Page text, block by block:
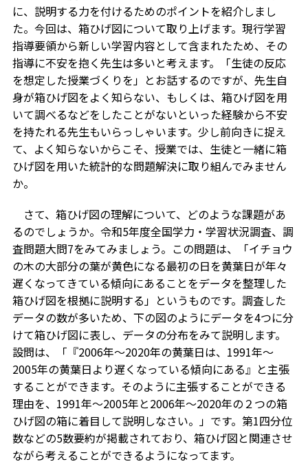
に、説明する力を付けるためのポイントを紹介しまし
た。今回は、箱ひげ図について取り上げます。現行学習
指導要領から新しい学習内容として含まれたため、その
指導に不安を抱く先生は多いと考えます。「生徒の反応
を想定した授業づくりを」とお話するのですが、先生自
身が箱ひげ図をよく知らない、もしくは、箱ひげ図を用
いて調べるなどをしたことがないといった経験から不安
を持たれる先生もいらっしゃいます。少し前向きに捉え
て、よく知らないからこそ、授業では、生徒と一緒に箱
ひげ図を用いた統計的な問題解決に取り組んでみません
か。
さて、箱ひげ図の理解について、どのような課題があ
るのでしょうか。令和5年度全国学力・学習状況調査、調
査問題大問7をみてみましょう。この問題は、「イチョウ
の木の大部分の葉が黄色になる最初の日を黄葉日が年々
遅くなってきている傾向にあることをデータを整理した
箱ひげ図を根拠に説明する」というものです。調査した
データの数が多いため、下の図のようにデータを4つに分
けて箱ひげ図に表し、データの分布をみて説明します。
設問は、「『2006年〜2020年の黄葉日は、1991年〜
2005年の黄葉日より遅くなっている傾向にある』と主張
することができます。そのように主張することができる
理由を、1991年〜2005年と2006年〜2020年の２つの箱
ひげ図の箱に着目して説明しなさい。」です。第1四分位
数などの5数要約が掲載されており、箱ひげ図と関連させ
ながら考えることができるようになってます。